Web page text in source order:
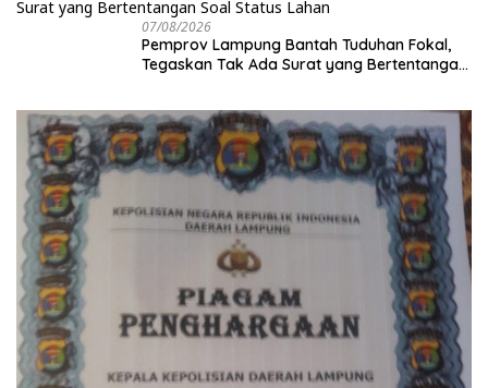
07/08/2026
Pemprov Lampung Bantah Tuduhan Fokal,
Tegaskan Tak Ada Surat yang Bertentangan